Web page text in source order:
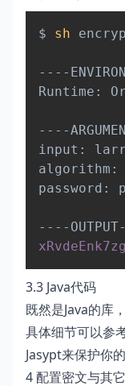
$ sh
----
Runtime:
----
input:
algorithm:
password:
3.3 Java代码
既然是Java的库
具体细节可以参
Jasypt来保护你
4 配置密文与其